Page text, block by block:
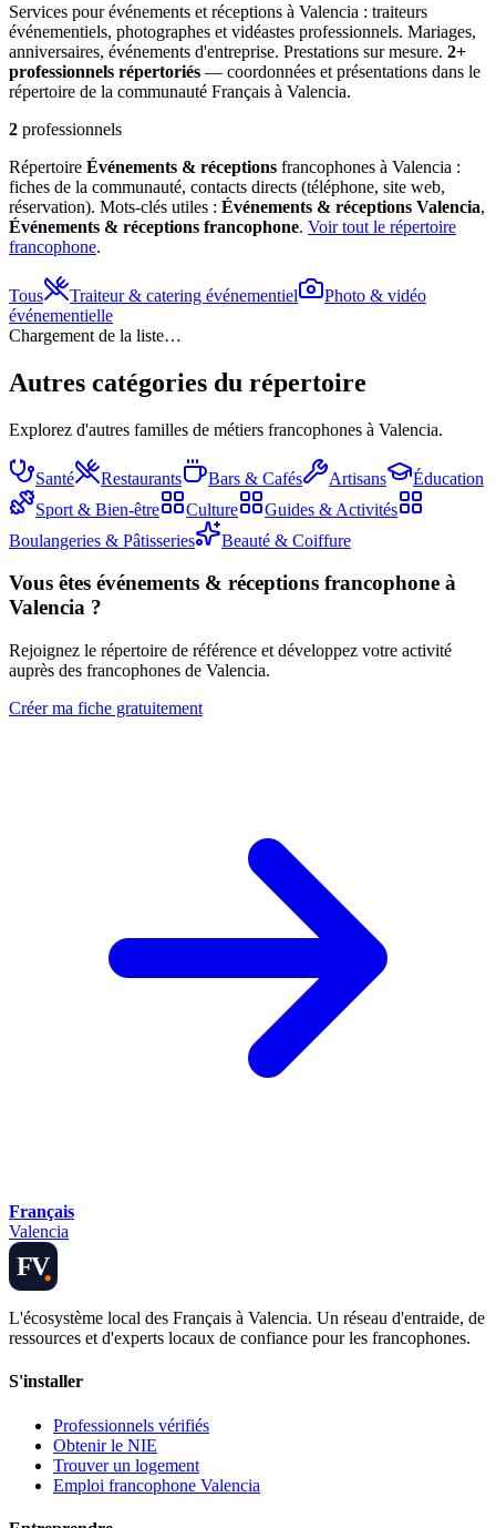
Services pour événements et réceptions à Valencia : traiteurs
événementiels, photographes et vidéastes professionnels. Mariages,
anniversaires, événements d'entreprise. Prestations sur mesure. 2+
professionnels répertoriés — coordonnées et présentations dans le
répertoire de la communauté Français à Valencia.
2 professionnels
Répertoire Événements & réceptions francophones à Valencia :
fiches de la communauté, contacts directs (téléphone, site web,
réservation). Mots-clés utiles : Événements & réceptions Valencia,
Événements & réceptions francophone. Voir tout le répertoire
francophone.
Tous Traiteur & catering événementiel
Photo & vidéo
événementielle
Chargement de la liste…
Autres catégories du répertoire
Explorez d'autres familles de métiers francophones à Valencia.
Santé Restaurants Bars & Cafés Artisans
Éducation
Sport & Bien-être
Culture
Guides & Activités
Boulangeries & Pâtisseries
Beauté & Coiffure
Vous êtes événements & réceptions francophone à
Valencia ?
Rejoignez le répertoire de référence et développez votre activité
auprès des francophones de Valencia.
Créer ma fiche gratuitement
Français
Valencia
FV
L'écosystème local des Français à Valencia. Un réseau d'entraide, de
ressources et d'experts locaux de confiance pour les francophones.
S'installer
Professionnels vérifiés
Obtenir le NIE
Trouver un logement
Emploi francophone Valencia